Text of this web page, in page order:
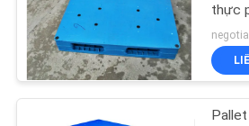
Lưới dây
thực